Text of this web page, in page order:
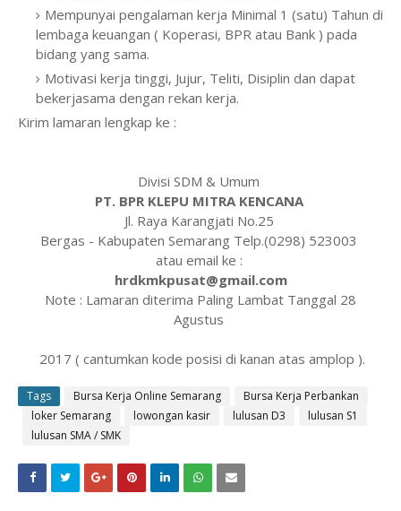
Mempunyai pengalaman kerja Minimal 1 (satu) Tahun di
lembaga keuangan ( Koperasi, BPR atau Bank ) pada
bidang yang sama.
Motivasi kerja tinggi, Jujur, Teliti, Disiplin dan dapat
bekerjasama dengan rekan kerja.
Kirim lamaran lengkap ke :
Divisi SDM & Umum
PT. BPR KLEPU MITRA KENCANA
Jl. Raya Karangjati No.25
Bergas - Kabupaten Semarang Telp.(0298) 523003
atau email ke :
hrdkmkpusat@gmail.com
Note : Lamaran diterima Paling Lambat Tanggal 28
Agustus
2017 ( cantumkan kode posisi di kanan atas amplop ).
Tags Bursa Kerja Online Semarang
Bursa Kerja Perbankan
loker Semarang
lowongan kasir lulusan D3
lulusan S1
lulusan SMA / SMK